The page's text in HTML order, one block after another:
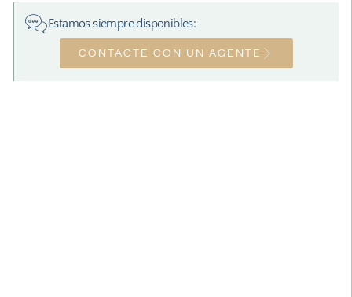
Estamos siempre disponibles:
CONTACTE CON UN AGENTE